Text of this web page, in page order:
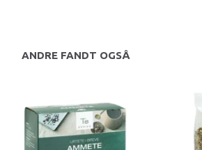
ANDRE FANDT OGSÅ